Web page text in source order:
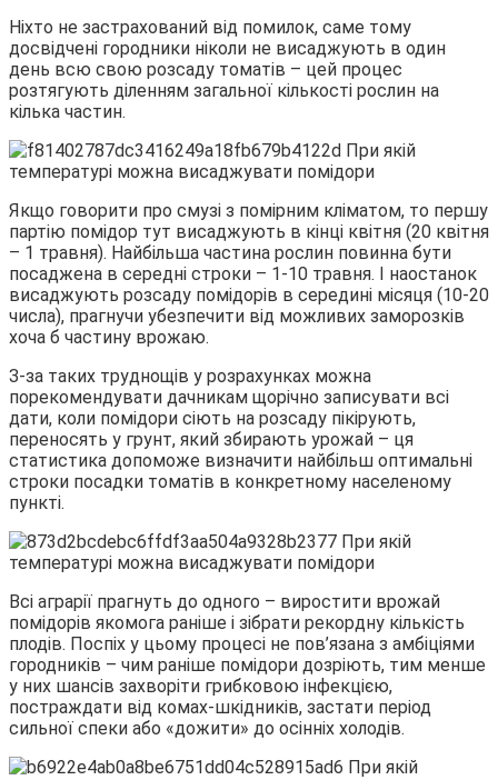
Ніхто не застрахований від помилок, саме тому
досвідчені городники ніколи не висаджують в один
день всю свою розсаду томатів – цей процес
розтягують діленням загальної кількості рослин на
кілька частин.
Якщо говорити про смузі з помірним кліматом, то першу
партію помідор тут висаджують в кінці квітня (20 квітня
– 1 травня). Найбільша частина рослин повинна бути
посаджена в середні строки – 1-10 травня. І наостанок
висаджують розсаду помідорів в середині місяця (10-20
числа), прагнучи убезпечити від можливих заморозків
хоча б частину врожаю.
З-за таких труднощів у розрахунках можна
порекомендувати дачникам щорічно записувати всі
дати, коли помідори сіють на розсаду пікірують,
переносять у грунт, який збирають урожай – ця
статистика допоможе визначити найбільш оптимальні
строки посадки томатів в конкретному населеному
пункті.
Всі аграрії прагнуть до одного – виростити врожай
помідорів якомога раніше і зібрати рекордну кількість
плодів. Поспіх у цьому процесі не пов’язана з амбіціями
городників – чим раніше помідори дозріють, тим менше
у них шансів захворіти грибковою інфекцією,
постраждати від комах-шкідників, застати період
сильної спеки або «дожити» до осінніх холодів.